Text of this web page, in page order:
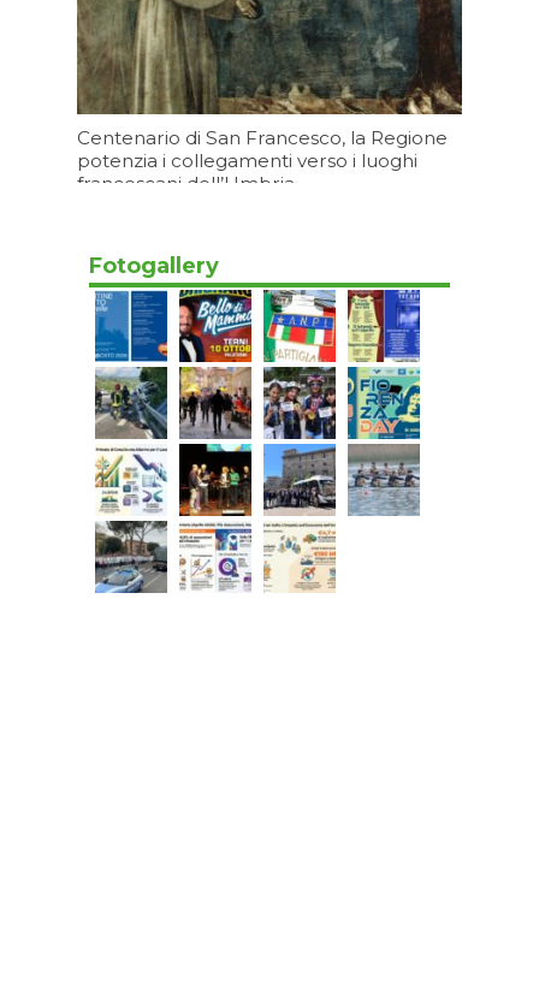
Centenario di San Francesco, la Regione
potenzia i collegamenti verso i luoghi
francescani dell’Umbria
Fotogallery